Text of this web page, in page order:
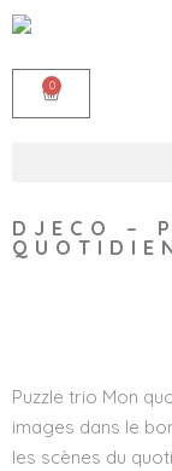
0
DJECO –
Puzzle trio Mon
images dans le
les scènes du